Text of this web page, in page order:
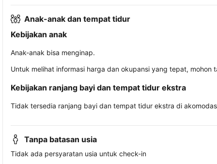
Anak-anak dan tempat tidur
Kebijakan anak
Anak-anak bisa menginap.
Untuk melihat informasi harga dan okupansi yang tepat,
Kebijakan ranjang bayi dan tempat tidur ekstra
Tidak tersedia ranjang bayi dan tempat tidur ekstra di
Tanpa batasan usia
Tidak ada persyaratan usia untuk check-in